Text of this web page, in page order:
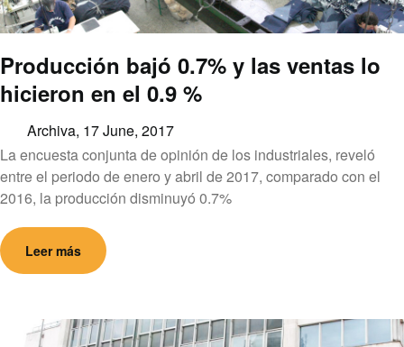
Producción bajó 0.7% y las ventas lo
hicieron en el 0.9 %
Archiva, 17 June, 2017
La encuesta conjunta de opinión de los industriales, reveló
entre el periodo de enero y abril de 2017, comparado con el
2016, la producción disminuyó 0.7%
Leer más